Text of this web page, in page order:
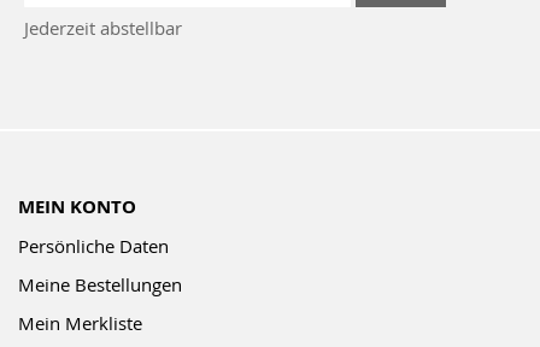
Newsletter:
Jederzeit abstellbar
MEIN KONTO
Persönliche Daten
Meine Bestellungen
Mein Merkliste